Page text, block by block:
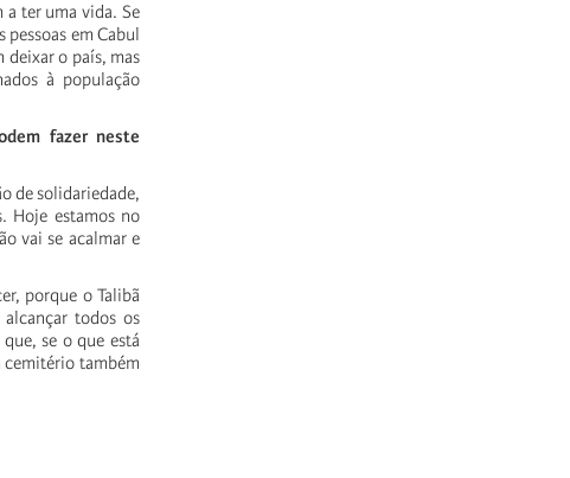
a ter uma vida. Se
em Cabul
deixar o país, mas
à população
fazer neste
de solidariedade,
Hoje estamos no
vai se acalmar e
porque o Talibã
alcançar todos os
se o que está
também